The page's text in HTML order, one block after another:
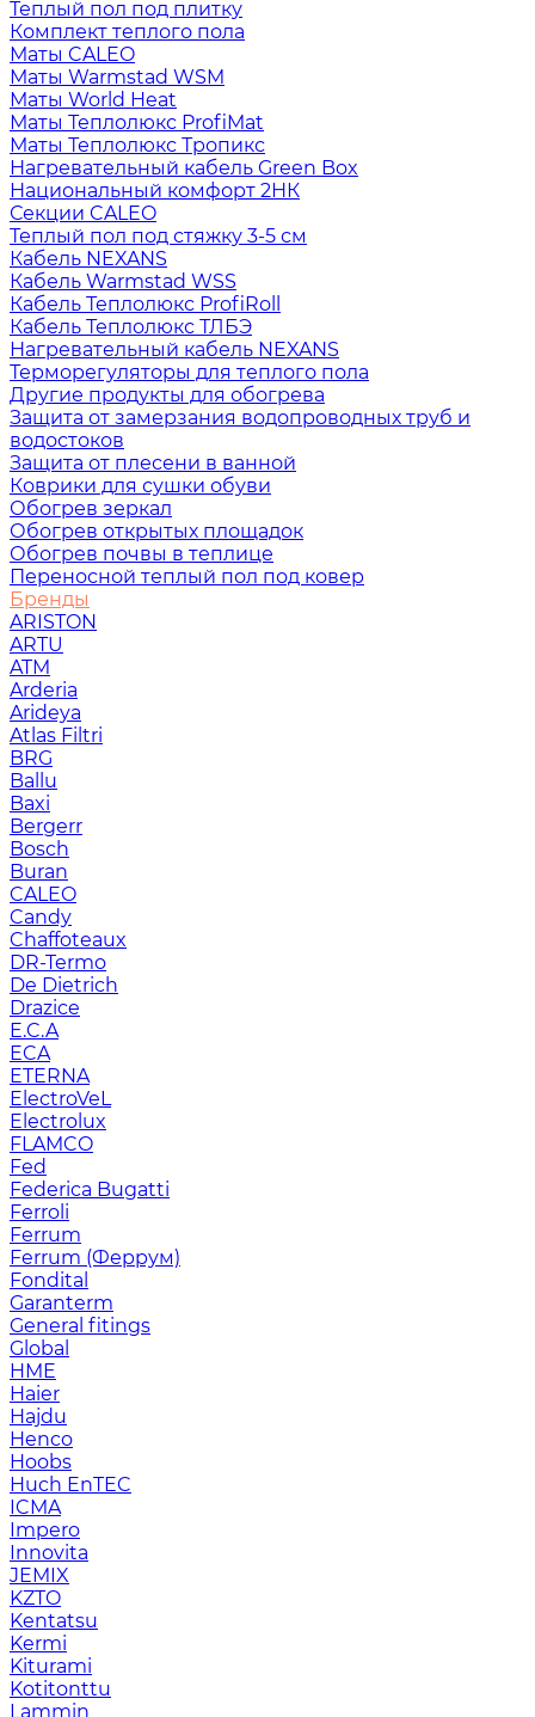
Теплый пол под плитку
Комплект теплого пола
Маты CALEO
Маты Warmstad WSM
Маты World Heat
Маты Теплолюкс ProfiMat
Маты Теплолюкс Тропикс
Нагревательный кабель Green Box
Национальный комфорт 2НК
Секции CALEO
Теплый пол под стяжку 3-5 см
Кабель NEXANS
Кабель Warmstad WSS
Кабель Теплолюкс ProfiRoll
Кабель Теплолюкс ТЛБЭ
Нагревательный кабель NEXANS
Терморегуляторы для теплого пола
Другие продукты для обогрева
Защита от замерзания водопроводных труб и
водостоков
Защита от плесени в ванной
Коврики для сушки обуви
Обогрев зеркал
Обогрев открытых площадок
Обогрев почвы в теплице
Переносной теплый пол под ковер
Бренды
ARISTON
ARTU
ATM
Arderia
Arideya
Atlas Filtri
BRG
Ballu
Baxi
Bergerr
Bosch
Buran
CALEO
Candy
Chaffoteaux
DR-Termo
De Dietrich
Drazice
E.C.A
ECA
ETERNA
ElectroVeL
Electrolux
FLAMCO
Fed
Federica Bugatti
Ferroli
Ferrum
Ferrum (Феррум)
Fondital
Garanterm
General fitings
Global
HME
Haier
Hajdu
Henco
Hoobs
Huch EnTEC
ICMA
Impero
Innovita
JEMIX
KZTO
Kentatsu
Kermi
Kiturami
Kotitonttu
Lammin